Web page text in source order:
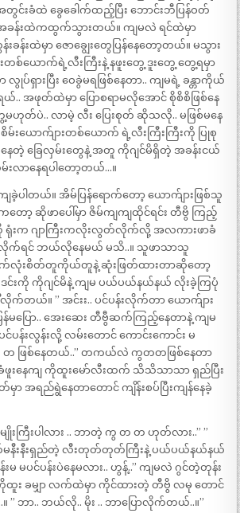
င်းခံထဲ ခွေခေါက်ထည့်ပြီး ဘောင်းဘီပြန်ဝတ်
ခန်းထဲကထွက်သွားတယ်။ ကျမလဲ ရင်ထဲမှာ
ခန်းထဲမှာ ဇောချွေးတွေပြန်နေတော့တယ်။ မသွား
စ်ယောက်ရဲ့လီးကြီးနဲ့ နဖူးတွေ့ ဒူးတွေ့ တွေ့ရမှာ
ရှားပြီး ဝေခွဲမရဖြစ်နေတာ.. ကျမရဲ့ ခန္တာကိုယ်
အဖုတ်ထဲမှာ ပြောစရာမလိုအောင် စိုစိစိဖြစ်နေ
ေ့မဟုတ်ပဲ.. လာမဲ့ လီး ပြေးစုတ် ဆိုသလို.. မဖြစ်မနေ
းယောက်ျားတစ်ယောက် ရဲ့လီးကြီးကြီးကို ပြုစု
တဲ့ ခြေလှမ်းတွေနဲ့ အတူ ကိုဂျင်မိရှိတဲ့ အခန်းငယ်
လာနေရပါတော့တယ်…။
ခဲ့ပါတယ်။ အိမ်ပြန်ရောက်တော့ ယောက်ျားဖြစ်သူ
ာ့ ဆိုဖာပေါ်မှာ ဇိမ်ကျကျထိုင်ရင်း တီဗွိ ကြည့်
ကို ရုံးက ဂျာကြီးကလိုးလွတ်လိုက်လို့ အလကားဖာခံ
က်ရင် ဘယ်လိုနေမယ် မသိ..။ သူဖာသာသူ
က်လုံးစိတ်တူကိုယ်တူနဲ့ ဆုံးဖြတ်ထားတာဆိုတော့
ဒင်းကို ကိုဂျင်မိနဲ့ ကျမ ပယ်ပယ်နယ်နယ် လိုးခဲ့ကြပုံ
လိုက်တယ်။ ” အင်းး.. ပင်ပန်းလိုက်တာ ယောက်ျား
မပြော.. အေးဆေး တီဗွီဆက်ကြည့်နေတာနဲ့ ကျမ
ပန်းလွန်းလို့ လမ်းတောင် ကောင်းကောင်း မ
တ ဖြစ်နေတယ်..” တကယ်လဲ ကွတတဖြစ်နေတာ
ခံဖူးနေကျ ကိုထူးမော်လီးထက် သိသိသာသာ ရှည်ပြီး
အရည်ရွဲနေတာတောင် ကျိန်းစပ်ပြီးကျန်နေခဲ့
းကြီးပါလား .. ဘာတဲ့ ကွ တ တ ဟုတ်လား..” ”
းနီးရှည်တဲ့ လီးတုတ်တုတ်ကြီးနဲ့ ပယ်ပယ်နယ်နယ်
မပင်ပန်းပဲနေမလား.. ဟွန့်..” ကျမလဲ ဂွင်တဲ့တုန်း
ထူး ခမျှာ လက်ထဲမှာ ကိုင်ထားတဲ့ တီဗွိ လမု တောင်
ဘာ.. ဘယ်လို.. မိုး .. ဘာပြောလိုက်တယ်..။”